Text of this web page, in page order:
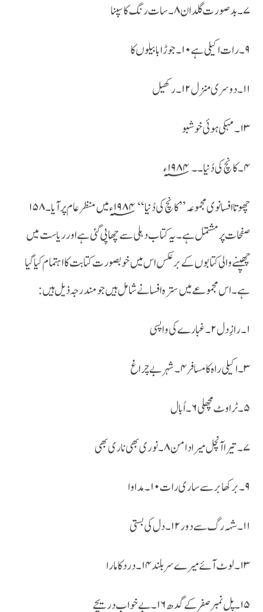
۷۔بد صورت گلدان ۸۔سات رنگ کا سپنا
۹۔رات اکیلی ہے ۱۰۔جوڑا بابیلوں کا
۱۱۔دوسری منزل ۱۲۔رکھیل
۱۳۔مہکی ہوئی خوشبو
۴۔کانچ کی دُنیا ۔۔۱۹۸۴؁ء
چھوتا افسانوی مجموعہ ’’کانچ کی دُنیا ‘‘ ۱۹۸۴؁ء میں منظر عام پر آیا ۔۱۵۸
صفحات پر مشتمل ہے ۔یہ کتاب دہلی سے چھاپی گئی ہے اور ریاست میں
چھپنے والی کتابوں کے برعکس اس میں خوبصورت کتابت کا اہتمام کیا گیا
ہے ۔اس مجموعے میں سترہ افسانے شامل ہیں جو مندرجہ ذیل ہیں :
۱۔رازِ دل ۲۔ غبارے کی واپسی
۳۔اکیلی راہ کا مسافر ۴۔شہر بے چراغ
۵۔ٹراوٹ مچھلی ۶۔اُبال
۷۔تیرا آنچل میرا دامن ۸۔نوری بھی ناری بھی
۹۔برکھا برسے ساری رات ۱۰۔مداوا
۱۱۔شہہ رگ سے دور ۱۲۔دل کی بستی
۱۳۔لوٹ آئے میرے سر بلند ۱۴ ۔درد کا مارا
۱۵۔پل نمبر صفر کے گدھ ۱۶۔بے خواب دریچے